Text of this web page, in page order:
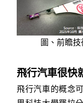
圖、前瞻
飛行汽車很快
飛行汽車的概念